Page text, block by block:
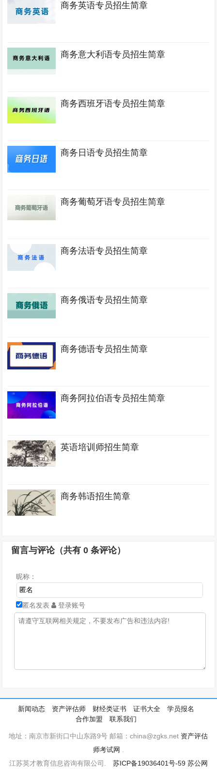
商务英语专员招生简章
商务意大利语专员招生简章
商务西班牙语专员招生简章
商务日语专员招生简章
商务葡萄牙语专员招生简章
商务法语专员招生简章
商务俄语专员招生简章
商务德语专员招生简章
商务阿拉伯语专员招生简章
英语培训师招生简章
商务韩语招生简章
留言与评论（共有0 条评论）
昵称：
匿名发表 登录账号
新闻动态 资产评估师 财经类证书 证书大全
学员报名
合作加盟
联系我们
地址：南京市新街口中山东路9号 邮箱：china@zgks.net 资产评估
师考试网
江苏英才教育信息咨询有限公司. 苏ICP备19036401号-59 苏公网